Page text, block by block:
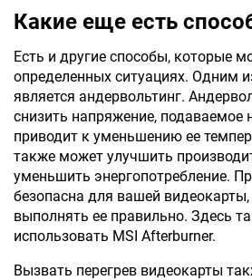
Какие еще есть
Есть и другие способы, которые
определенных ситуациях. Одним
является андервольтинг.
снизить напряжение, подаваемое
приводит к уменьшению ее
также может улучшить
уменьшить энергопотребление.
безопасна для вашей видеокарты,
выполнять ее правильно. Здесь
использовать MSI Afterburner.
Вызвать перегрев видеокарты